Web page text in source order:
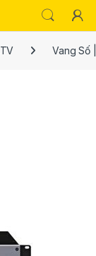
Vang Số